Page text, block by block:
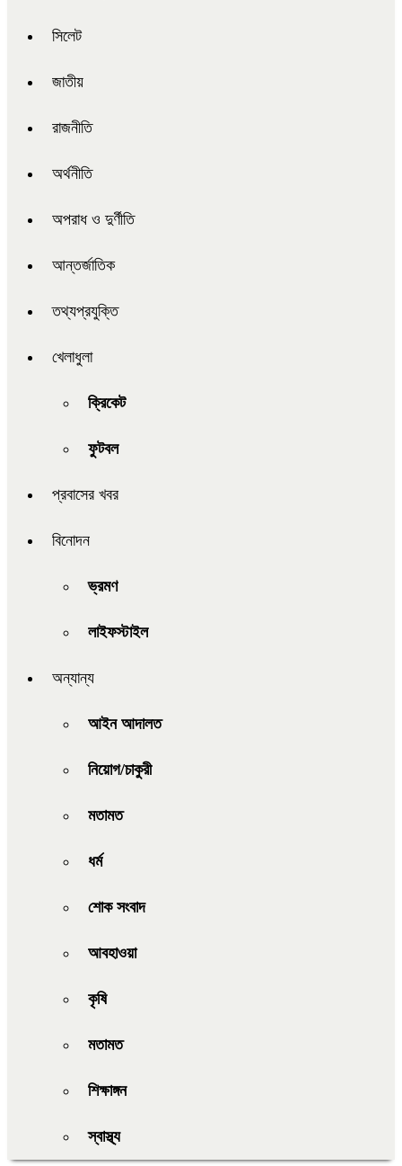
সিলেট
জাতীয়
রাজনীতি
অর্থনীতি
অপরাধ ও দুর্ণীতি
আন্তর্জাতিক
তথ্যপ্রযুক্তি
খেলাধুলা
ক্রিকেট
ফুটবল
প্রবাসের খবর
বিনোদন
ভ্রমণ
লাইফস্টাইল
অন্যান্য
আইন আদালত
নিয়োগ/চাকুরী
মতামত
ধর্ম
শোক সংবাদ
আবহাওয়া
কৃষি
মতামত
শিক্ষাঙ্গন
স্বাস্থ্য